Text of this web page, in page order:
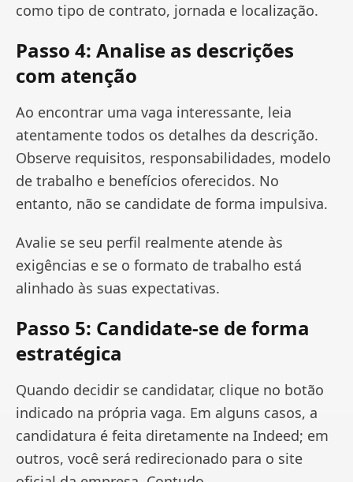
como tipo de contrato, jornada e localização.
Passo 4: Analise as descrições
com atenção
Ao encontrar uma vaga interessante, leia
atentamente todos os detalhes da descrição.
Observe requisitos, responsabilidades, modelo
de trabalho e benefícios oferecidos. No
entanto, não se candidate de forma impulsiva.
Avalie se seu perfil realmente atende às
exigências e se o formato de trabalho está
alinhado às suas expectativas.
Passo 5: Candidate-se de forma
estratégica
Quando decidir se candidatar, clique no botão
indicado na própria vaga. Em alguns casos, a
candidatura é feita diretamente na Indeed; em
outros, você será redirecionado para o site